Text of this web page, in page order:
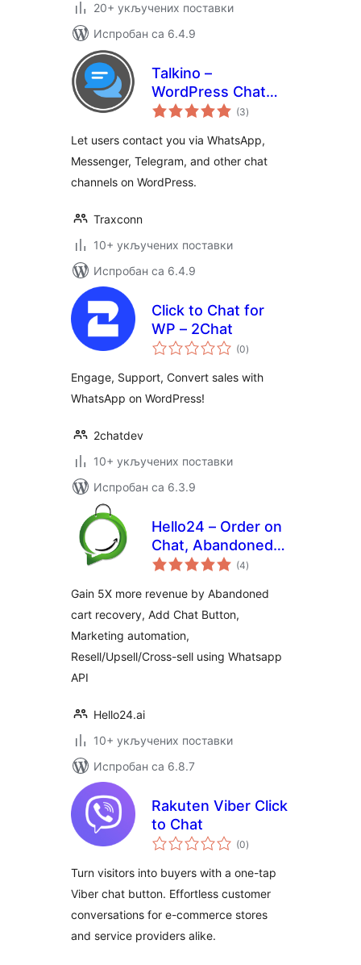
20+ укључених поставки
Испробан са 6.4.9
Talkino –
WordPress Chat
Plugin
(3укупних
оцена
)
Let users contact you via WhatsApp,
Messenger, Telegram, and other chat
channels on WordPress.
Traxconn
10+ укључених поставки
Испробан са 6.4.9
Click to Chat for
WP – 2Chat
(0укупних
оцена
)
Engage, Support, Convert sales with
WhatsApp on WordPress!
2chatdev
10+ укључених поставки
Испробан са 6.3.9
Hello24 – Order on
Chat, Abandoned
cart recovery &
Automation
(4укупних
оцена
)
Gain 5X more revenue by Abandoned
cart recovery, Add Chat Button,
Marketing automation,
Resell/Upsell/Cross-sell using Whatsapp
API
Hello24.ai
10+ укључених поставки
Испробан са 6.8.7
Rakuten Viber Click
to Chat
(0укупних
оцена
)
Turn visitors into buyers with a one-tap
Viber chat button. Effortless customer
conversations for e-commerce stores
and service providers alike.